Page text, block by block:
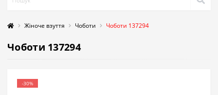
Жіноче взуття Чоботи Чоботи 137294
Чоботи 137294
-30%